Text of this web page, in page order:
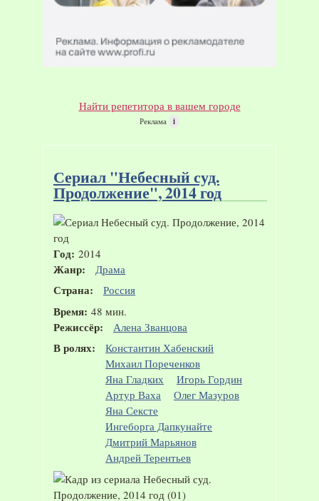
Найти репетитора в вашем городе
Реклама i
Сериал "Небесный суд.
Продолжение", 2014 год
Год: 2014
Жанр: Драма
Страна: Россия
Время: 48 мин.
Режиссёр: Алена Званцова
В ролях:
Константин Хабенский
Михаил Пореченков
Яна Гладких
Игорь Гордин
Артур Ваха
Олег Мазуров
Яна Сексте
Ингеборга Дапкунайте
Дмитрий Марьянов
Андрей Терентьев